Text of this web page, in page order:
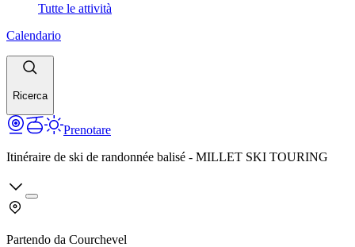
Tutte le attività
Calendario
Ricerca
Prenotare
Itinéraire de ski de randonnée balisé - MILLET SKI TOURING
Partendo da Courchevel